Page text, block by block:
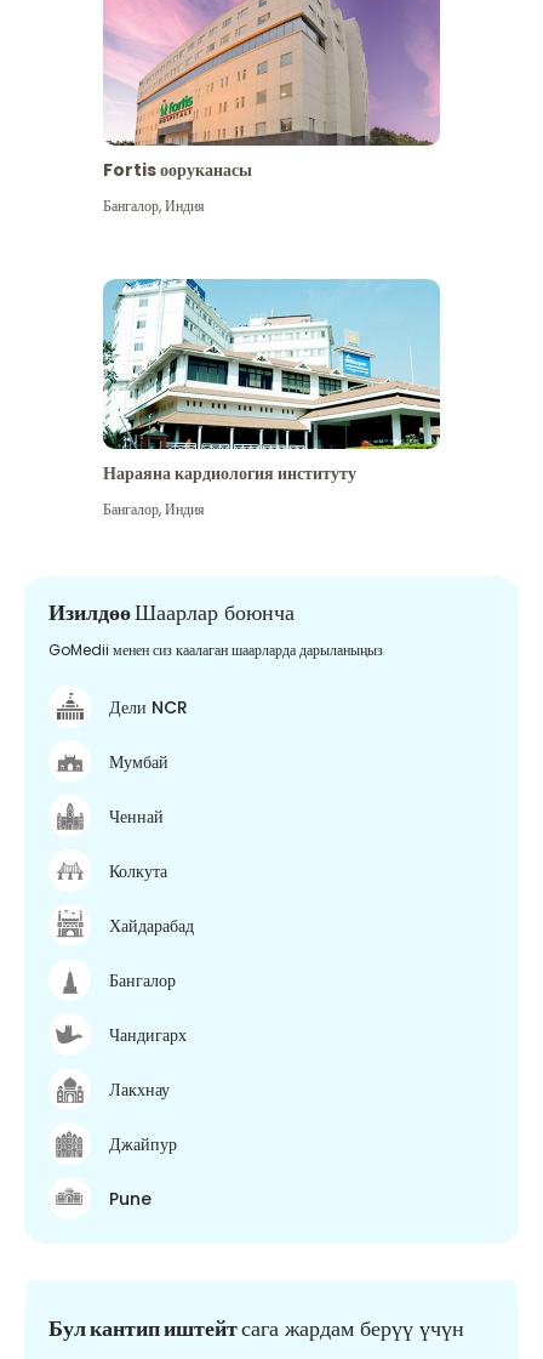
Fortis ооруканасы
Бангалор,Индия
Нараяна кардиология институту
Бангалор,Индия
ИзилдөөШаарлар боюнча
GoMedii менен сиз каалаган шаарларда дарыланыңыз
Дели NCR
Мумбай
Ченнай
Колкута
Хайдарабад
Бангалор
Чандигарх
Лакхнау
Джайпур
Pune
Бул кантип иштейтсага жардам берүү үчүн